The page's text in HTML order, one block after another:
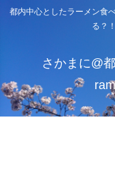
都内中心としたラーメン食
る？
さかまに@